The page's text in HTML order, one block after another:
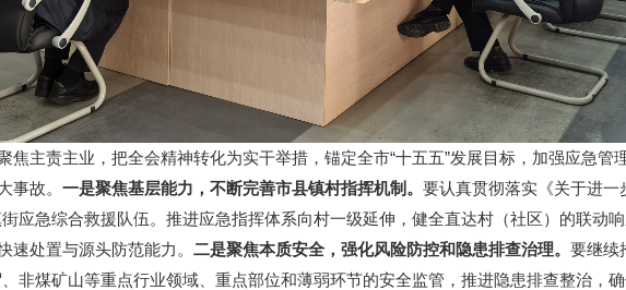
主责主业，把全会精神转化为实干举措，锚定全市“十五五”发展目标，加强应急管
事故。 一是聚焦基层能力，不断完善市县镇村指挥机制。 要认真贯彻落实《关于进
街应急综合救援队伍。推进应急指挥体系向村一级延伸，健全直达村（社区）的联动
速处置与源头防范能力。 二是聚焦本质安全，强化风险防控和隐患排查治理。 要继续
非煤矿山等重点行业领域、重点部位和薄弱环节的安全监管，推进隐患排查整治，